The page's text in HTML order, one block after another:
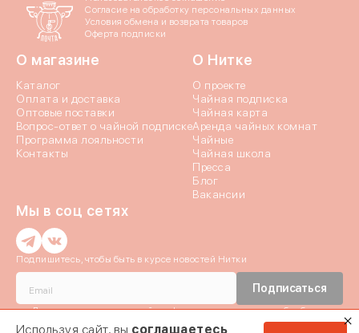
Используя сайт, вы соглашаетесь
Согласие на обработку персональных данных
Условия обмена и возврата товаров
Оферта подписки
О магазине
Каталог
Оплата и доставка
Оптовые поставки
Вопрос-ответ о чайной подписке
Программа лояльности
Контакты
О Нитке
О проекте
Чайная подписка
Чайная карта
Аренда чайных комнат
Чайные
Чайная школа
Пресса
Блог
Вакансии
Мы в соц сетях
Подпишитесь, чтобы быть в курсе новостей Нитки
Подписаться
Даю согласие cполитикой конфиденциальностии на обработку
Персональных данных
Яндекс ID
Введите свой номер
Номер телефона
Даю согласие на
Даю согласие c
Мы отправили
Если эта почта